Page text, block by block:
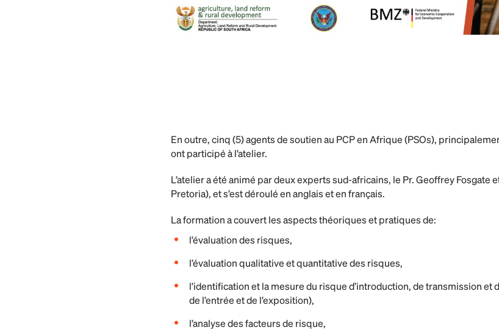
En outre, cinq (5) agents de soutien au PCP en Afrique (PSOs),
ont participé à l’atelier.
L’atelier a été animé par deux experts sud-africains, le Pr. Geoffrey Fosgate
Pretoria), et s’est déroulé en anglais et en français.
La formation a couvert les aspects théoriques et pratiques de:
l’évaluation des risques,
l’évaluation qualitative et quantitative des risques,
l’identification et la mesure du risque d’introduction, de transmission et
de l’entrée et de l’exposition),
l’analyse des facteurs de risque,